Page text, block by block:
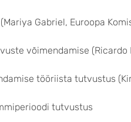
Gabriel, Euroopa
võimendamise (Ricardo
tööriista tutvustus
tutvustus